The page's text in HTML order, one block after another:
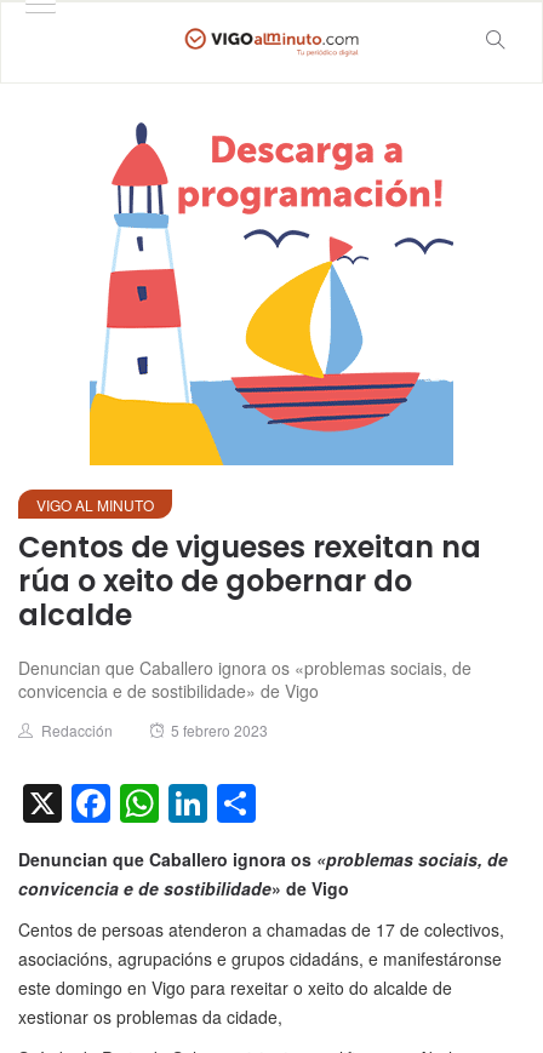
VIGO AL MINUTO
Centos de vigueses rexeitan na
rúa o xeito de gobernar do
alcalde
Denuncian que Caballero ignora os «problemas sociais, de
convicencia e de sostibilidade» de Vigo
Author
Redacción
Posted
5 febrero 2023
X Facebook
WhatsApp
LinkedIn
Denuncian que Caballero ignora os «problemas sociais, de
convicencia e de sostibilidade» de Vigo
Centos de persoas atenderon a chamadas de 17 de colectivos,
asociacións, agrupacións e grupos cidadáns, e manifestáronse
este domingo en Vigo para rexeitar o xeito do alcalde de
xestionar os problemas da cidade,